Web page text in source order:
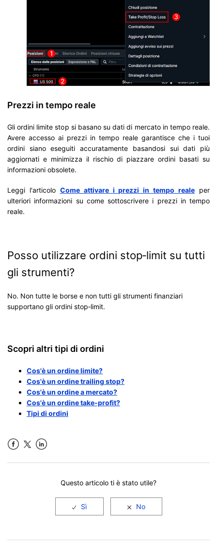
Prezzi in tempo reale
Gli ordini limite stop si basano su dati di mercato in tempo reale.
Avere accesso ai prezzi in tempo reale garantisce che i tuoi
ordini siano eseguiti accuratamente basandosi sui dati più
aggiornati e minimizza il rischio di piazzare ordini basati su
informazioni obsolete.
Leggi l'articolo Come attivare i prezzi in tempo reale per
ulteriori informazioni su come sottoscrivere i prezzi in tempo
reale.
Posso utilizzare ordini stop‑limit su tutti
gli strumenti?
No. Non tutte le borse e non tutti gli strumenti finanziari
supportano gli ordini stop‑limit.
Scopri altri tipi di ordini
Cos'è un ordine limite?
Cos'è un ordine trailing stop?
Cos'è un ordine a mercato?
Cos'è un ordine take-profit?
Tipi di ordini
Questo articolo ti è stato utile?